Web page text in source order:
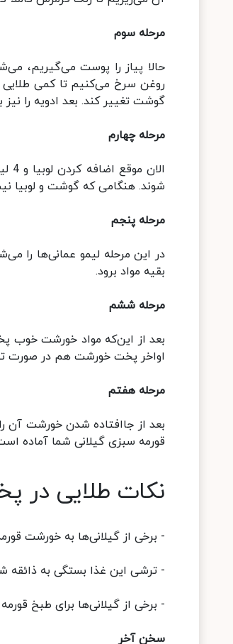
مرحله سوم
حالا پیاز را پوست می‌گیریم،
روغن سرخ می‌کنیم تا کمی
گوشت تغییر کند. بعد ادویه را
مرحله چهارم
شوند. هنگامی که گوشت و لوبیا
مرحله پنجم
در این مرحله لیمو عمانی‌ها را
بقیه مواد برود.
مرحله ششم
بعد از این‌که مواد خورشت خوب
اواخر پخت خورشت هم در صورت
مرحله هفتم
بعد از جاافتاده شدن خورشت
قورمه سبزی گیلانی شما آماده
نکات طلایی در
- برخی از گیلانی‌ها به خورشت
- ترشی این غذا بستگی به ذائقه
- برخی از گیلانی‌ها برای طبخ
سخن آخر